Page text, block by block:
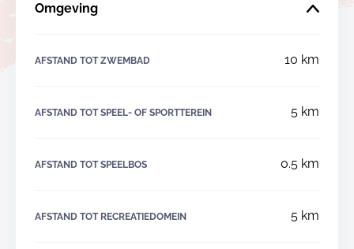
Omgeving
AFSTAND TOT ZWEMBAD 10 km
AFSTAND TOT SPEEL- OF SPORTTEREIN 5 km
AFSTAND TOT SPEELBOS 0.5 km
AFSTAND TOT RECREATIEDOMEIN 5 km